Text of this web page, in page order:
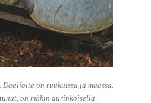
on ruukuissa ja maassa.
on mökin aurinkoisella